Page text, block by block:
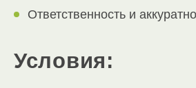
Ответственность и
Условия: